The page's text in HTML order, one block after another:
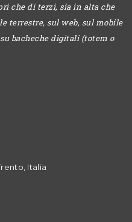
che di terzi, sia in alta che
terrestre, sul web, sul mobile
bacheche digitali (totem o
Italia